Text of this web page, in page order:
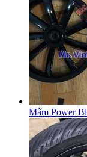
Mâm Power